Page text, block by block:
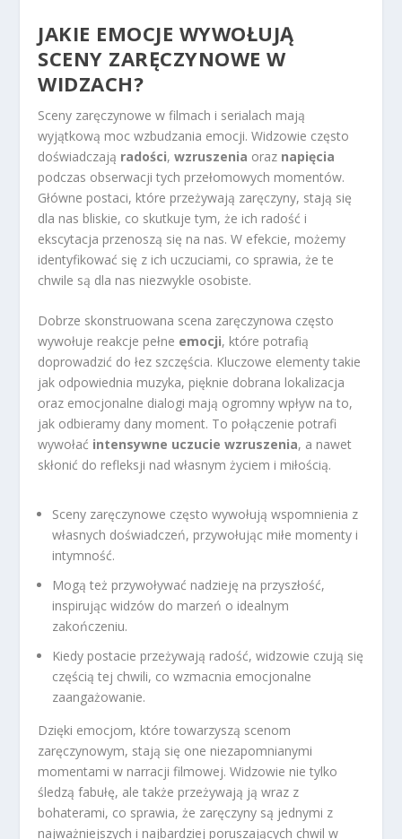
JAKIE EMOCJE WYWOŁUJĄ
SCENY ZARĘCZYNOWE W
WIDZACH?
Sceny zaręczynowe w filmach i serialach mają
wyjątkową moc wzbudzania emocji. Widzowie często
doświadczają radości,wzruszenia oraz napięcia
podczas obserwacji tych przełomowych momentów.
Główne postaci, które przeżywają zaręczyny, stają się
dla nas bliskie, co skutkuje tym, że ich radość i
ekscytacja przenoszą się na nas. W efekcie, możemy
identyfikować się z ich uczuciami, co sprawia, że te
chwile są dla nas niezwykle osobiste.
Dobrze skonstruowana scena zaręczynowa często
wywołuje reakcje pełne emocji, które potrafią
doprowadzić do łez szczęścia. Kluczowe elementy takie
jak odpowiednia muzyka, pięknie dobrana lokalizacja
oraz emocjonalne dialogi mają ogromny wpływ na to,
jak odbieramy dany moment. To połączenie potrafi
wywołać intensywne uczucie wzruszenia, a nawet
skłonić do refleksji nad własnym życiem i miłością.
Sceny zaręczynowe często wywołują wspomnienia z
własnych doświadczeń, przywołując miłe momenty i
intymność.
Mogą też przywoływać nadzieję na przyszłość,
inspirując widzów do marzeń o idealnym
zakończeniu.
Kiedy postacie przeżywają radość, widzowie czują się
częścią tej chwili, co wzmacnia emocjonalne
zaangażowanie.
Dzięki emocjom, które towarzyszą scenom
zaręczynowym, stają się one niezapomnianymi
momentami w narracji filmowej. Widzowie nie tylko
śledzą fabułę, ale także przeżywają ją wraz z
bohaterami, co sprawia, że zaręczyny są jednymi z
najważniejszych i najbardziej poruszających chwil w